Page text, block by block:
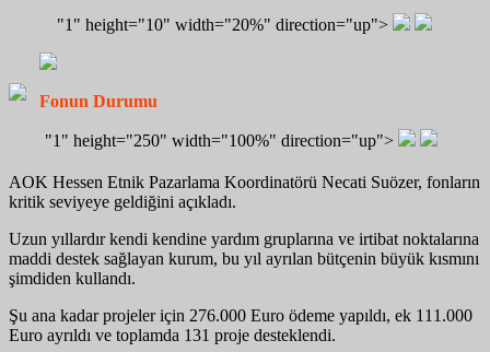
"1" height="10" width="20%" direction="up">
Fonun Durumu
"1" height="250" width="100%" direction="up">
AOK Hessen Etnik Pazarlama Koordinatörü Necati Suözer, fonların
kritik seviyeye geldiğini açıkladı.
Uzun yıllardır kendi kendine yardım gruplarına ve irtibat noktalarına
maddi destek sağlayan kurum, bu yıl ayrılan bütçenin büyük kısmını
şimdiden kullandı.
Şu ana kadar projeler için 276.000 Euro ödeme yapıldı, ek 111.000
Euro ayrıldı ve toplamda 131 proje desteklendi.